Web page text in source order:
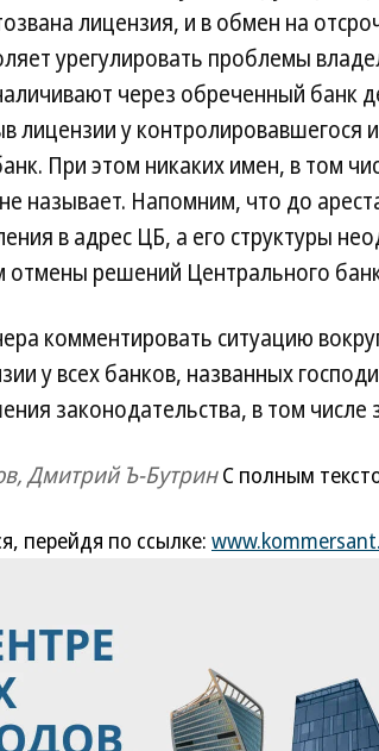
лицензия, и в обмен на
урегулировать проблемы
через обреченный банк
лицензии у
При этом никаких имен, в том
называет. Напомним, что до
в адрес ЦБ, а его структуры
отмены решений Центрального
комментировать ситуацию
у всех банков, названных
законодательства, в том числе
Дмитрий Ъ-БутринС полным
перейдя по ссылке: